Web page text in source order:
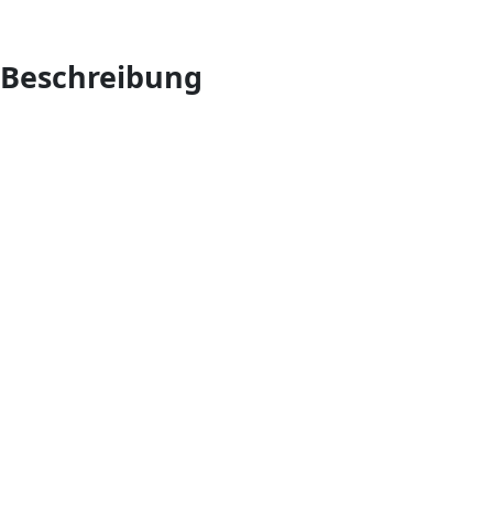
Beschreibung